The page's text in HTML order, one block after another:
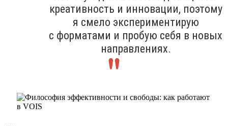
креативность и инновации, поэтому
я смело экспериментирую
с форматами и пробую себя в новых
направлениях.